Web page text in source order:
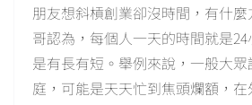
朋友想斜槓創業卻沒時間，有什
哥認為，每個人一天的時間就是
是有長有短。舉例來說，一般大
庭，可能是天天忙到焦頭爛額，